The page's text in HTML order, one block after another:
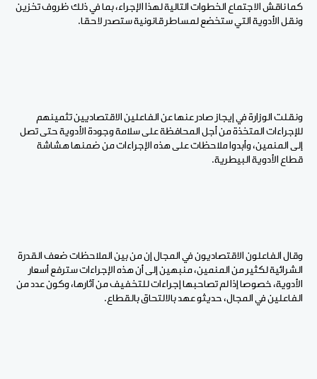
كما ناقش الاجتماع الخطوات التالية لهذا الإجراء، بما في ذلك ظروف تخزين
ونقل الأدوية التي ستخضع لمساطر قانونية ستصدر لاحقا.
ونقلت الوزارة في إيجاز صادر عنها عن الفاعلين الاقتصاديين تثمينهم
للإجراءات المتخذة من أجل المحافظة على سلامة وجودة الأدوية حتى تصل
إلى المنمين، وأبدوا ملاحظات على هذه الإجراءات من ضمنها هشاشة
قطاع الأدوية البيطرية.
وقال الفاعلون الاقتصاديون في المجال إن من بين الملاحظات ضعف القدرة
الشرائية لكثير من المنمين، منبهين إلى أن هذه الإجراءات سترفع أسعار
الأدوية، خصوصا إذا لم تصاحبها إجراءات للتخفيف من آثارها، وكون عدد من
الفاعلين في المجال، حديثو عهد بالالتحاق بالقطاع .